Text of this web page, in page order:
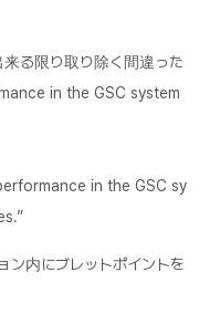
る限り取り除く間違った
in the GSC system
in the GSC sy
ン内にブレットポイントを